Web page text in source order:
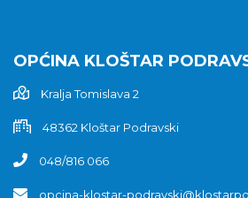
OPĆINA KLOŠTAR
Kralja Tomislava 2
48362 Kloštar Podravski
048/816 066
opcina-klostar-